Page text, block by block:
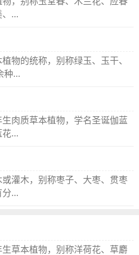
...
物的统称，别称绿玉、玉干、
种...
肉质草本植物，学名圣诞伽蓝
...
灌木，别称枣子、大枣、贯枣
...
草本植物，别称洋荷花、草麝